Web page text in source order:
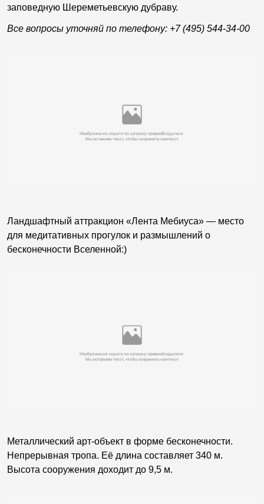
заповедную Шереметьевскую дубраву.
Все вопросы уточняй по телефону: +7 (495) 544-34-00
Ландшафтный аттракцион «Лента Мебиуса» — место
для медитативных прогулок и размышлений о
бесконечности Вселенной:)
Металлический арт-объект в форме бесконечности.
Непрерывная тропа. Её длина составляет 340 м.
Высота сооружения доходит до 9,5 м.